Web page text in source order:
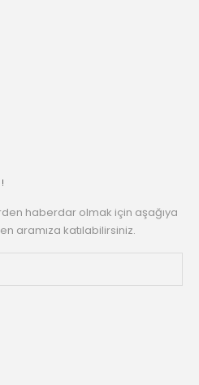
haberdar olmak için aşağıya
aramıza katılabilirsiniz.